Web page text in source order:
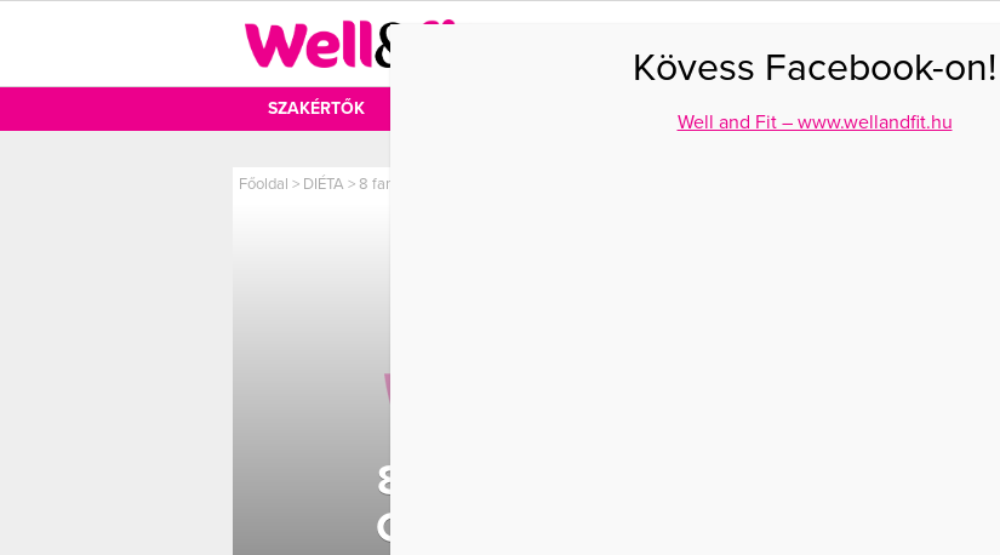
SZAKÉRTŐK
Főoldal > DIÉTA > 8 fantasztikus érv a gránátalma mellett
8 FANTASZTIKUS ÉRV A
GRÁNÁTALMA MELLETT
Kövess Facebook-on!
Well and Fit – www.wellandfit.hu